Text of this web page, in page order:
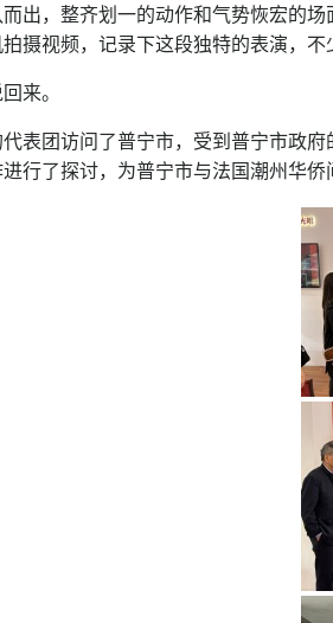
出，整齐划一的动作和气势恢宏的
摄视频，记录下这段独特的表演，不
来。
表团访问了普宁市，受到普宁市政
行了探讨，为普宁市与法国潮州华